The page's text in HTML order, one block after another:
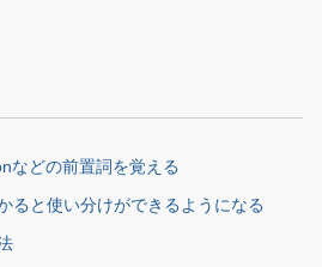
などの前置詞を覚える
ると使い分けができるようになる